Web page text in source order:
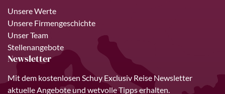
Unsere Werte
Unsere Firmengeschichte
Unser Team
Stellenangebote
Newsletter
Mit dem kostenlosen Schuy Exclusiv Reise Newsletter
aktuelle Angebote und wetvolle Tipps erhalten.